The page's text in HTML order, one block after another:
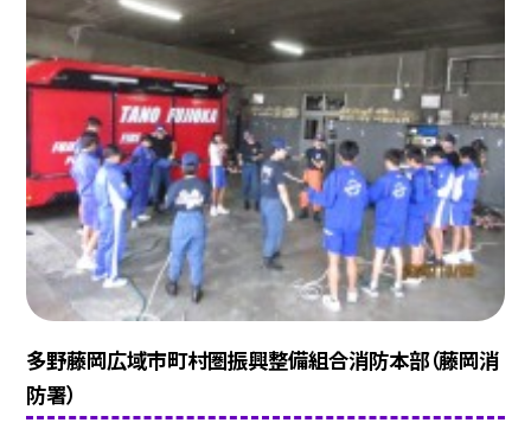
多野藤岡広域市町村圏振興整備組合消防本部（藤岡消
防署）